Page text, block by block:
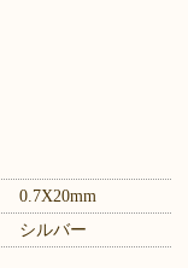
0.7X20mm
シルバー